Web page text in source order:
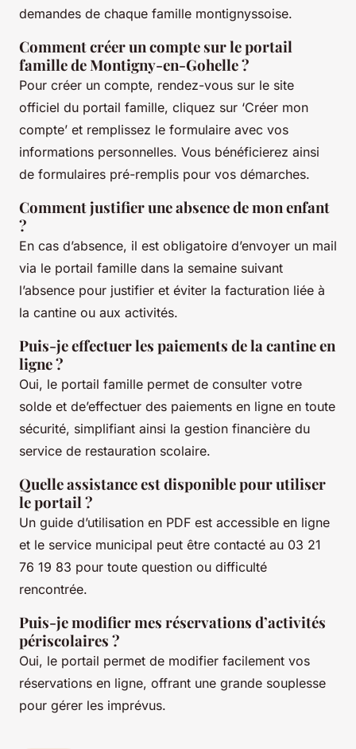
demandes de chaque famille montignyssoise.
Comment créer un compte sur le portail
famille de Montigny-en-Gohelle ?
Pour créer un compte, rendez-vous sur le site
officiel du portail famille, cliquez sur ‘Créer mon
compte’ et remplissez le formulaire avec vos
informations personnelles. Vous bénéficierez ainsi
de formulaires pré-remplis pour vos démarches.
Comment justifier une absence de mon enfant
?
En cas d’absence, il est obligatoire d’envoyer un mail
via le portail famille dans la semaine suivant
l’absence pour justifier et éviter la facturation liée à
la cantine ou aux activités.
Puis-je effectuer les paiements de la cantine en
ligne ?
Oui, le portail famille permet de consulter votre
solde et de’effectuer des paiements en ligne en toute
sécurité, simplifiant ainsi la gestion financière du
service de restauration scolaire.
Quelle assistance est disponible pour utiliser
le portail ?
Un guide d’utilisation en PDF est accessible en ligne
et le service municipal peut être contacté au 03 21
76 19 83 pour toute question ou difficulté
rencontrée.
Puis-je modifier mes réservations d’activités
périscolaires ?
Oui, le portail permet de modifier facilement vos
réservations en ligne, offrant une grande souplesse
pour gérer les imprévus.